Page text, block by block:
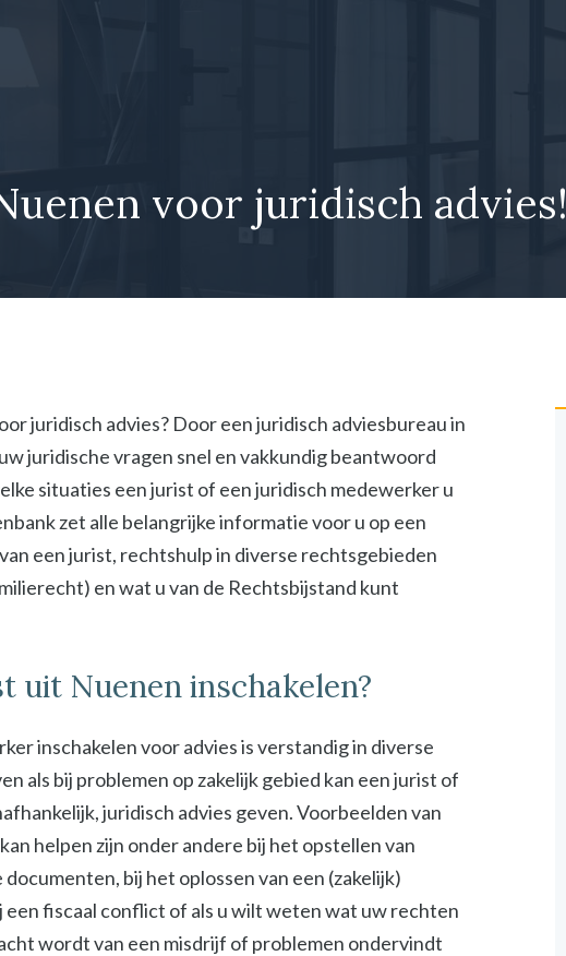
voor juridisch advies!
juridisch advies? Door een juridisch adviesbureau in
juridische vragen snel en vakkundig beantwoord
situaties een jurist of een juridisch medewerker u
zet alle belangrijke informatie voor u op een
een jurist, rechtshulp in diverse rechtsgebieden
en wat u van de Rechtsbijstand kunt
uit Nuenen inschakelen?
inschakelen voor advies is verstandig in diverse
als bij problemen op zakelijk gebied kan een jurist of
juridisch advies geven. Voorbeelden van
helpen zijn onder andere bij het opstellen van
bij het oplossen van een (zakelijk)
een fiscaal conflict of als u wilt weten wat uw rechten
wordt van een misdrijf of problemen ondervindt